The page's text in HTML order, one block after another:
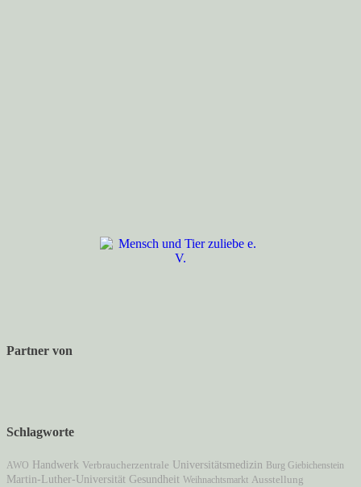
Partner von
Schlagworte
AWO Handwerk Verbraucherzentrale Universitätsmedizin Burg Giebichenstein
Martin-Luther-Universität Gesundheit Weihnachtsmarkt Ausstellung